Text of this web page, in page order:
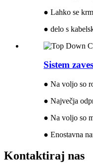
● Lahko se
● delo s
Sistem
● Na voljo so
● Največja
● Na voljo so
● Enostavna
Kontaktiraj nas